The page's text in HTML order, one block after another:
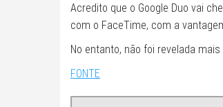
Acredito que o Google Duo vai
com o FaceTime, com a
No entanto, não foi revelada
FONTE